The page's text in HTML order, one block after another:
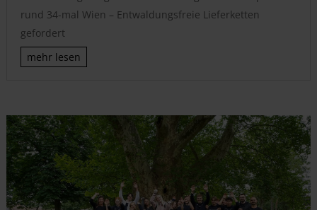
rund 34-mal Wien – Entwaldungsfreie Lieferketten
gefordert
mehr lesen